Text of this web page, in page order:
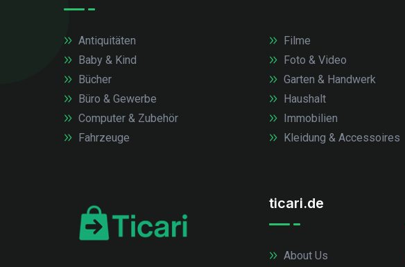
Antiquitäten
Baby & Kind
Bücher
Büro & Gewerbe
Computer & Zubehör
Fahrzeuge
Filme
Foto & Video
Garten & Handwerk
Haushalt
Immobilien
Kleidung & Accessoires
ticari.de
About Us